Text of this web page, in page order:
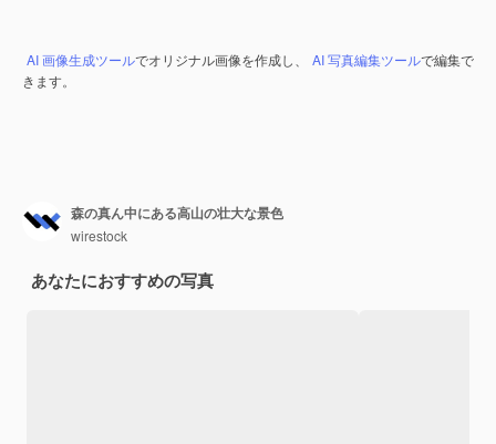
AI 画像生成ツールでオリジナル画像を作成し、 AI 写真編集ツールで編集で
きます。
森の真ん中にある高山の壮大な景色
wirestock
あなたにおすすめの写真